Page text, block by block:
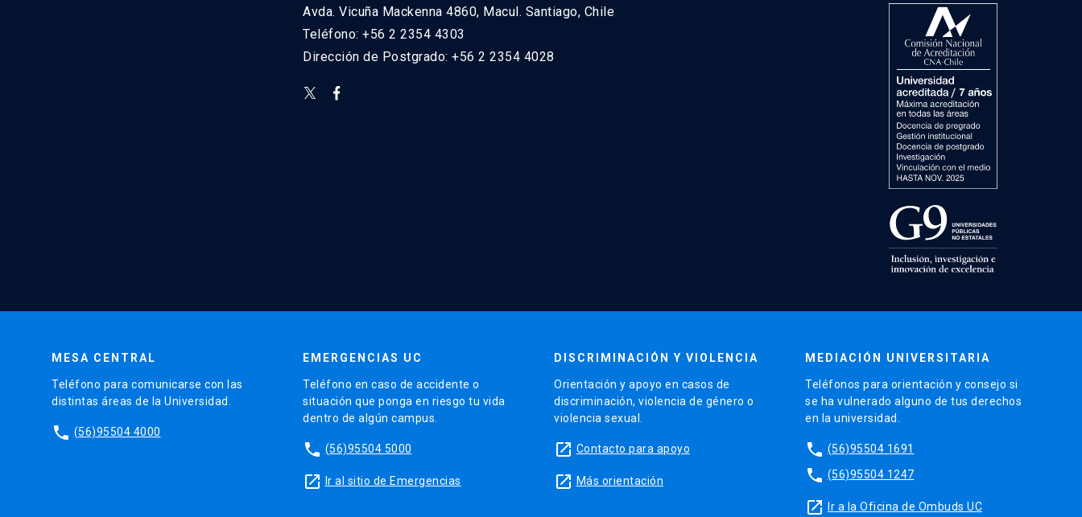
Avda. Vicuña Mackenna 4860, Macul. Santiago, Chile
Teléfono: +56 2 2354 4303
Dirección de Postgrado: +56 2 2354 4028
MESA CENTRAL
Teléfono para comunicarse con las
distintas áreas de la Universidad.
phone (56)95504 4000
EMERGENCIAS UC
Teléfono en caso de accidente o
situación que ponga en riesgo tu vida
dentro de algún campus.
phone (56)95504 5000
launch Ir al sitio de Emergencias
DISCRIMINACIÓN Y VIOLENCIA
Orientación y apoyo en casos de
discriminación, violencia de género o
violencia sexual.
launch Contacto para apoyo
launch Más orientación
MEDIACIÓN UNIVERSITARIA
Teléfonos para orientación y consejo si
se ha vulnerado alguno de tus derechos
en la universidad.
phone (56)95504 1691
phone (56)95504 1247
launch Ir a la Oficina de Ombuds UC